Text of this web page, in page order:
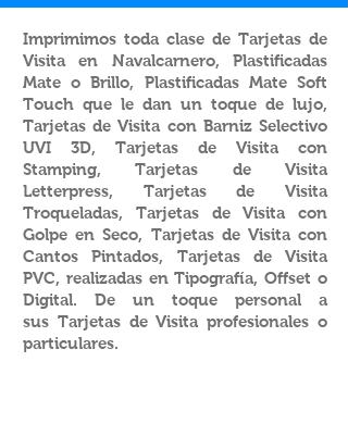
Imprimimos toda clase de Tarjetas de
Visita en Navalcarnero, Plastificadas
Mate o Brillo, Plastificadas Mate Soft
Touch que le dan un toque de lujo,
Tarjetas de Visita con Barniz Selectivo
UVI 3D, Tarjetas de Visita con
Stamping, Tarjetas de Visita
Letterpress, Tarjetas de Visita
Troqueladas, Tarjetas de Visita con
Golpe en Seco, Tarjetas de Visita con
Cantos Pintados, Tarjetas de Visita
PVC, realizadas en Tipografía, Offset o
Digital. De un toque personal a
sus Tarjetas de Visita profesionales o
particulares.